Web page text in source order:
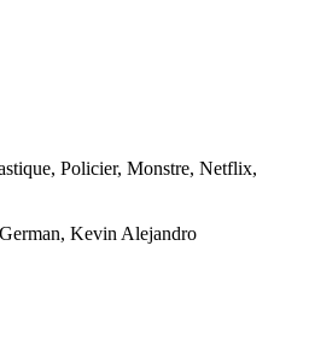
Policier, Monstre, Netflix,
Kevin Alejandro